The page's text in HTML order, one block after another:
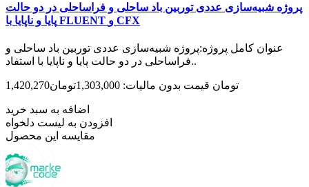
پروژه شبیه‌سازی عددی توربین باد ساحلی و فراساحلی در دو حالت
پایا و ناپایا با FLUENT و CFX
عنوان کامل پروژه:پروژه شبیه‌سازی عددی توربین باد ساحلی و
فراساحلی در دو حالت پایا و ناپایا با استفاد..
1,420,270تومان قیمت بدون مالیات: 1,303,000تومان
اضافه به سبد خرید
افزودن به لیست دلخواه
مقایسه این محصول